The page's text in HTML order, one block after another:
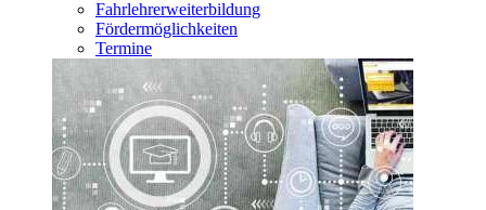
Fahrlehrerweiterbildung
Fördermöglichkeiten
Termine